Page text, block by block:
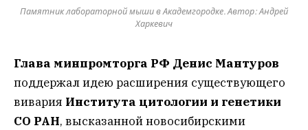
Памятник лабораторной мыши в Академгородке. Автор: Андрей
Харкевич
Глава минпромторга РФ Денис Мантуров
поддержал идею расширения существующего
вивария Института цитологии и генетики
СО РАН, высказанной новосибирскими